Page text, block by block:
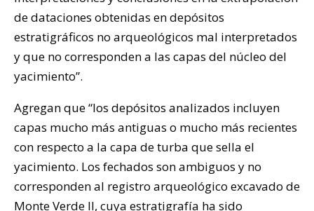
de dataciones obtenidas en depósitos
estratigráficos no arqueológicos mal interpretados
y que no corresponden a las capas del núcleo del
yacimiento”.
Agregan que “los depósitos analizados incluyen
capas mucho más antiguas o mucho más recientes
con respecto a la capa de turba que sella el
yacimiento. Los fechados son ambiguos y no
corresponden al registro arqueológico excavado de
Monte Verde II, cuya estratigrafía ha sido